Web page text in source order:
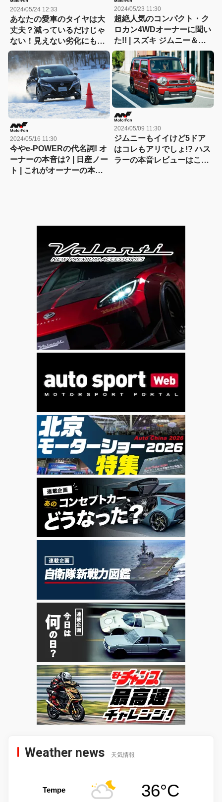
2024/05/24 12:33
あなたの愛車のタイヤは大
丈夫？減っているだけじゃ
ない！見えない劣化にも要
注意！タイヤ交換のススメ
【CarGoodsMagazine】
2024/05/23 11:30
超絶人気のコンパクト・ク
ロカン4WDオーナーに聞い
た!! | スズキ ジムニー＆ジ
ムニーシエラ | これがオー
ナーの本音レビュー! 「燃
費は? 長所は? 短所は?」 |
モーターファン会員アンケ
ート(2024年5月版)
2024/05/16 11:30
今やe-POWERの代名詞! オ
ーナーの本音は? | 日産ノー
ト | これがオーナーの本音
2024/05/09 11:30
ジムニーもイイけど5ドア
はコレもアリでしょ!? ハス
ラーの本音レビューはこち
Weather news 天気情報
Tempe 36°C